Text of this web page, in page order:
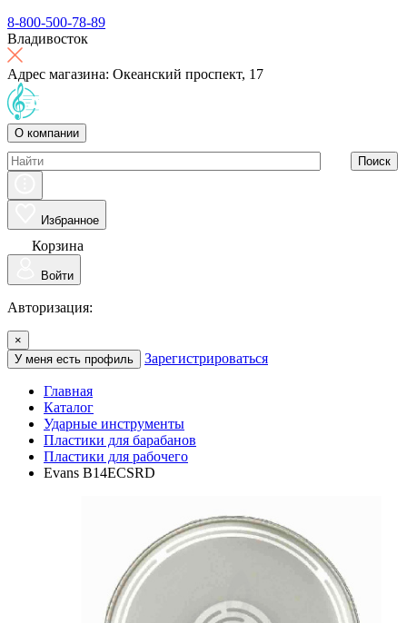
8-800-500-78-89
Владивосток
Адрес магазина: Океанский проспект, 17
О компании
Поиск
Избранное
Корзина
Войти
Авторизация:
×
У меня есть профиль
Зарегистрироваться
Главная
Каталог
Ударные инструменты
Пластики для барабанов
Пластики для рабочего
Evans B14ECSRD